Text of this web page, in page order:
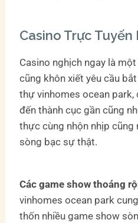
Casino Trực Tuyến
Casino nghịch ngay là
cũng khôn xiết yêu cầu
thự vinhomes ocean park,
đến thành cục gần cũng
thực cùng nhộn nhịp
sòng bạc sự thật.
Các game show thoáng
vinhomes ocean park
thốn nhiều game show